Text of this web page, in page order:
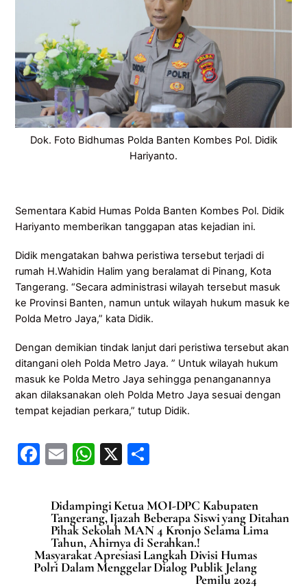
Dok. Foto Bidhumas Polda Banten Kombes Pol. Didik
Hariyanto.
Sementara Kabid Humas Polda Banten Kombes Pol. Didik
Hariyanto memberikan tanggapan atas kejadian ini.
Didik mengatakan bahwa peristiwa tersebut terjadi di
rumah H.Wahidin Halim yang beralamat di Pinang, Kota
Tangerang. “Secara administrasi wilayah tersebut masuk
ke Provinsi Banten, namun untuk wilayah hukum masuk ke
Polda Metro Jaya,” kata Didik.
Dengan demikian tindak lanjut dari peristiwa tersebut akan
ditangani oleh Polda Metro Jaya. ” Untuk wilayah hukum
masuk ke Polda Metro Jaya sehingga penanganannya
akan dilaksanakan oleh Polda Metro Jaya sesuai dengan
tempat kejadian perkara,” tutup Didik.
F
c
e
b
o
E
ai
l
W
at
s
A
p
X
ar
e
Didampingi Ketua MOI-DPC Kabupaten
Tangerang, Ijazah Beberapa Siswi yang Ditahan
Pihak Sekolah MAN 4 Kronjo Selama Lima
Tahun, Ahirnya di Serahkan.!
Masyarakat Apresiasi Langkah Divisi Humas
Polri Dalam Menggelar Dialog Publik Jelang
Pemilu 2024